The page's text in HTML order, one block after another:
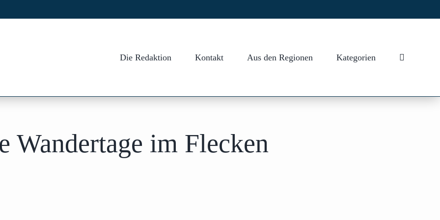
Die Redaktion Kontakt Aus den Regionen Kategorien
Wandertage im Flecken